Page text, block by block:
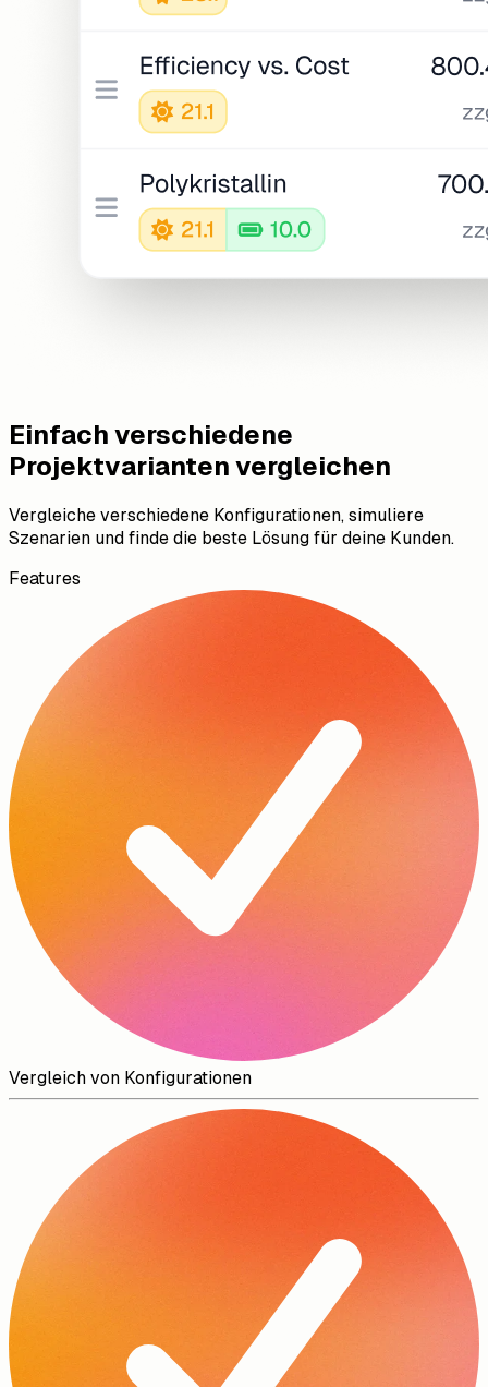
Einfach verschiedene
Projektvarianten vergleichen
Vergleiche verschiedene Konfigurationen, simuliere
Szenarien und finde die beste Lösung für deine Kunden.
Features
Vergleich von Konfigurationen